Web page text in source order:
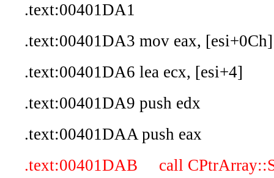
.text:00401DA1
.text:00401DA3 mov eax, [esi+0Ch]
.text:00401DA6 lea ecx, [esi+4]
.text:00401DA9 push edx
.text:00401DAA push eax
.text:00401DAB call